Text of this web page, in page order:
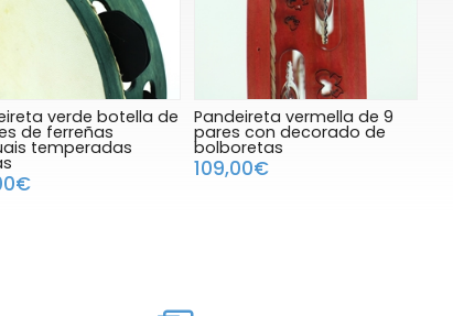
verde botella de
de ferreñas
temperadas
Pandeireta vermella de 9
pares con decorado de
bolboretas
109,00€